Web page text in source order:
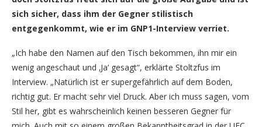
sich sicher, dass ihm der Gegner stilistisch
entgegenkommt, wie er im GNP1-Interview verriet.
„Ich habe den Namen auf den Tisch bekommen, ihn mir ein
wenig angeschaut und ‚Ja‘ gesagt“, erklärte Stoltzfus im
Interview. „Natürlich ist er supergefährlich auf dem Boden,
richtig gut. Er macht sehr viel Druck. Aber ich muss sagen, vom
Stil her, gibt es wahrscheinlich keinen besseren Gegner für